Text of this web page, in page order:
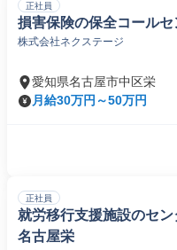
正社員
損害保険の保全コール
株式会社ネクステージ
愛知県名古屋市中区栄
月給30万円～50万円
正社員
就労移行支援施設のセ
名古屋栄